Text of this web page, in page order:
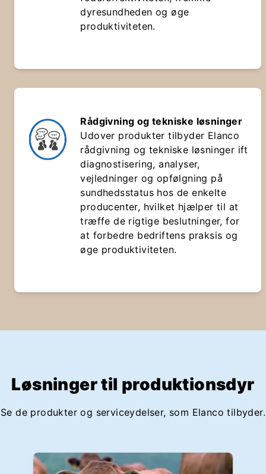
dyresundheden og øge
produktiviteten.
Rådgivning og tekniske løsninger
Udover produkter tilbyder Elanco
rådgivning og tekniske løsninger ift
diagnostisering, analyser,
vejledninger og opfølgning på
sundhedsstatus hos de enkelte
producenter, hvilket hjælper til at
træffe de rigtige beslutninger, for
at forbedre bedriftens praksis og
øge produktiviteten.
Løsninger til produktionsdyr
Se de produkter og serviceydelser, som Elanco tilbyder.